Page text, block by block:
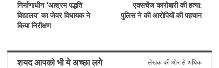
निर्माणाधीन ‘आश्रम पद्धति
विद्यालय’ का जेवर विधायक ने
किया निरीक्षण
एक्सचेंज कारोबारी की हत्या:
पुलिस ने की आरोपियों की पहचान
शयद आपको भी ये अच्छा लगे लेखक की ओर से अधिक